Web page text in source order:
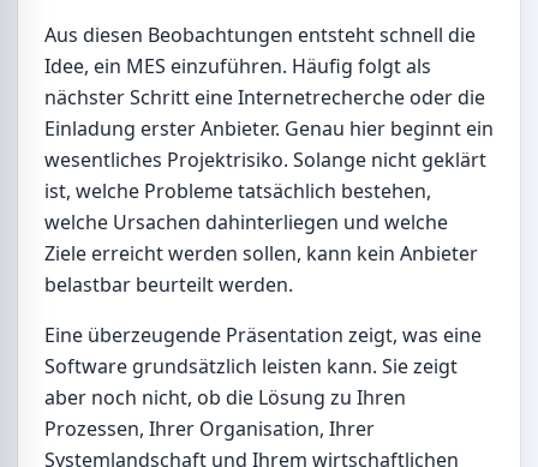
Aus diesen Beobachtungen entsteht schnell die
Idee, ein MES einzuführen. Häufig folgt als
nächster Schritt eine Internetrecherche oder die
Einladung erster Anbieter. Genau hier beginnt ein
wesentliches Projektrisiko. Solange nicht geklärt
ist, welche Probleme tatsächlich bestehen,
welche Ursachen dahinterliegen und welche
Ziele erreicht werden sollen, kann kein Anbieter
belastbar beurteilt werden.
Eine überzeugende Präsentation zeigt, was eine
Software grundsätzlich leisten kann. Sie zeigt
aber noch nicht, ob die Lösung zu Ihren
Prozessen, Ihrer Organisation, Ihrer
Systemlandschaft und Ihrem wirtschaftlichen